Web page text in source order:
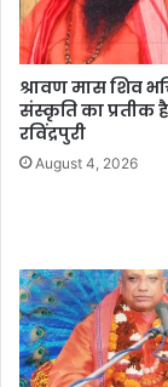
श्रावण मास शिव
संस्कृति का प्रतीक है
रविंद्रपुरी
August 4, 2026